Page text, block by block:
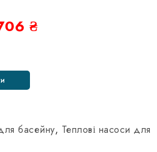
₴Поточна
басейну, Теплові насоси для